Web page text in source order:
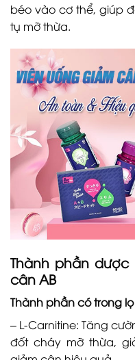
béo vào cơ thể, giúp
tụ mỡ thừa.
Thành phần
cân AB
Thành phần có trong
– L-Carnitine: Tăng
đốt cháy mỡ thừa,